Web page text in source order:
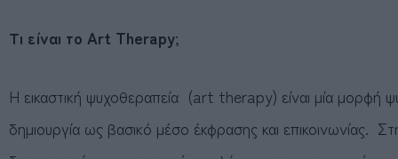
Τι είναι το Art Therapy;
Η εικαστική ψυχοθεραπεία (art therapy) είναι μία μορφή
δημιουργία ως βασικό μέσο έκφρασης και επικοινωνίας.